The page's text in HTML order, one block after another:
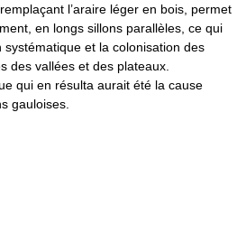
l’araire léger en bois, permet
en longs sillons parallèles, ce qui
systématique et la colonisation des
des vallées et des plateaux.
qui en résulta aurait été la cause
gauloises.